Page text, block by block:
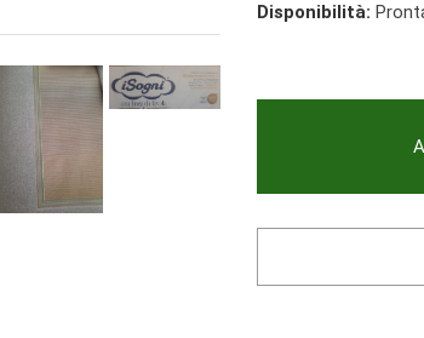
Disponibilità: